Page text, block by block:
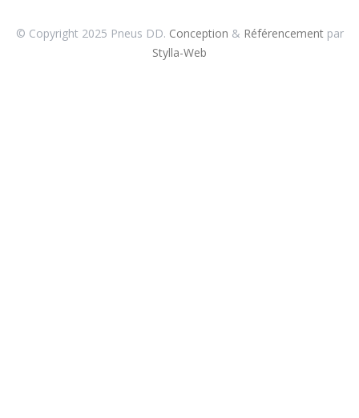
© Copyright 2025 Pneus DD. Conception & Référencementpar
Stylla-Web